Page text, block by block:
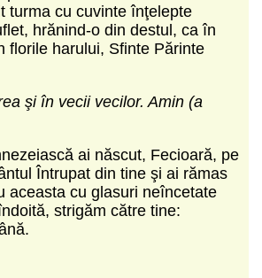
turma cu cuvinte înţelepte
hrănind-o din destul, ca în
florile harului, Sfinte Părinte
şi în vecii vecilor. Amin (a
ai născut, Fecioară, pe
Întrupat din tine şi ai rămas
aceasta cu glasuri neîncetate
strigăm către tine: